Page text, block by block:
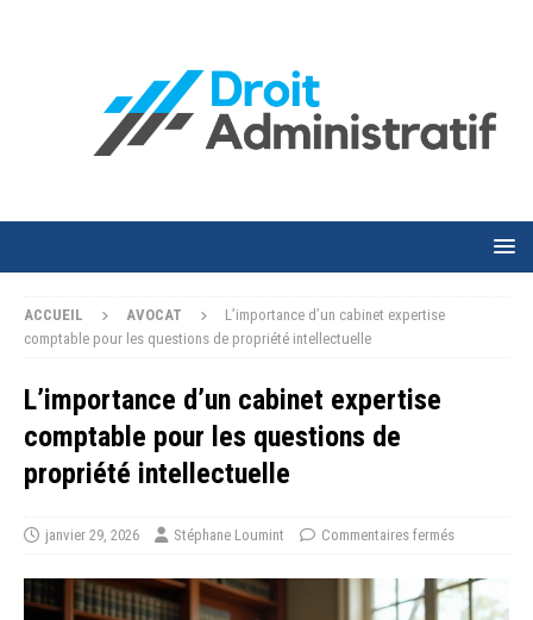
ACCUEIL AVOCAT
L’importance d’un cabinet expertise
comptable pour les questions de propriété intellectuelle
L’importance d’un cabinet expertise
comptable pour les questions de
propriété intellectuelle
janvier 29, 2026 Stéphane Loumint Commentaires fermés